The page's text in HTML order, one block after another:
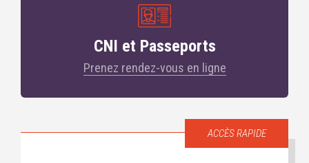
CNI et Passeports
Prenez rendez-vous en ligne
ACCÈS RAPIDE